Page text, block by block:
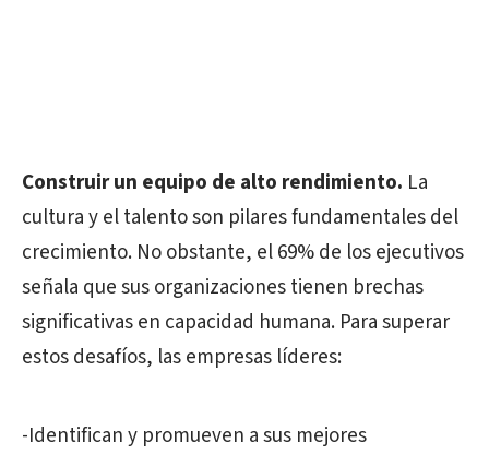
Construir un equipo de alto rendimiento. La
cultura y el talento son pilares fundamentales del
crecimiento. No obstante, el 69% de los ejecutivos
señala que sus organizaciones tienen brechas
significativas en capacidad humana. Para superar
estos desafíos, las empresas líderes:
-Identifican y promueven a sus mejores